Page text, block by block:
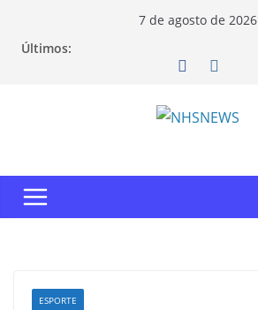
7 de agosto de 2026
Últimos:
ESPORTE